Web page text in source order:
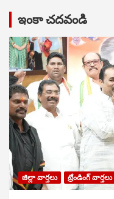
ఇంకా చదవండి
జిల్లా వార్తలు ట్రేండింగ్ వార్తలు